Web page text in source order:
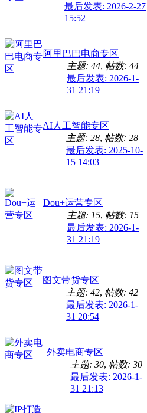
最后发表: 2026-2-27
15:52
阿里巴巴电商专区
主题: 44, 帖数: 44
最后发表: 2026-1-
31 21:19
AI人工智能专区
主题: 28, 帖数: 28
最后发表: 2025-10-
15 14:03
Dou+运营专区
主题: 15, 帖数: 15
最后发表: 2026-1-
31 21:19
图文带货专区
主题: 42, 帖数: 42
最后发表: 2026-1-
31 20:54
外卖电商专区
主题: 30, 帖数: 30
最后发表: 2026-1-
31 21:13